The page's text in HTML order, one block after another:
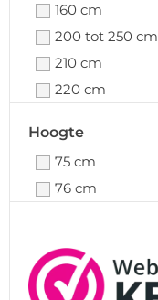
160 cm
200 tot 250 cm
210 cm
220 cm
Hoogte
75 cm
76 cm